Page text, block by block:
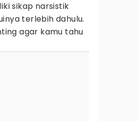
sikap narsistik
terlebih dahulu.
agar kamu tahu